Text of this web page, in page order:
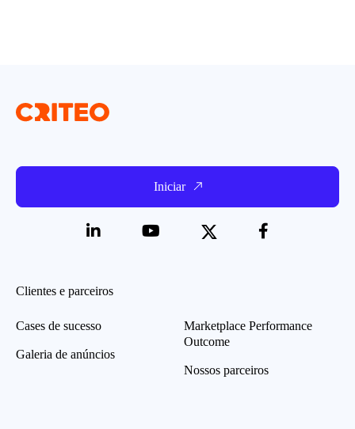
Iniciar
Clientes e parceiros
Cases de sucesso
Galeria de anúncios
Marketplace Performance
Outcome
Nossos parceiros